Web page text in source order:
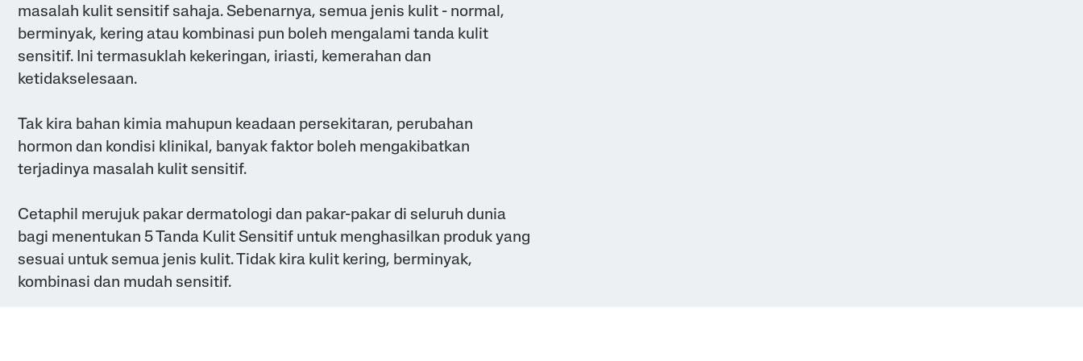
masalah kulit sensitif sahaja. Sebenarnya, semua jenis kulit - normal,
berminyak, kering atau kombinasi pun boleh mengalami tanda kulit
sensitif. Ini termasuklah kekeringan, iriasti, kemerahan dan
ketidakselesaan.
Tak kira bahan kimia mahupun keadaan persekitaran, perubahan
hormon dan kondisi klinikal, banyak faktor boleh mengakibatkan
terjadinya masalah kulit sensitif.
Cetaphil merujuk pakar dermatologi dan pakar-pakar di seluruh dunia
bagi menentukan 5 Tanda Kulit Sensitif untuk menghasilkan produk yang
sesuai untuk semua jenis kulit. Tidak kira kulit kering, berminyak,
kombinasi dan mudah sensitif.